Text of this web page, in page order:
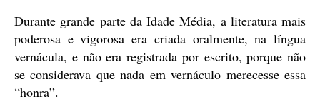
Durante grande parte da Idade Média, a literatura mais
poderosa e vigorosa era criada oralmente, na língua
vernácula, e não era registrada por escrito, porque não
se considerava que nada em vernáculo merecesse essa
“honra”.